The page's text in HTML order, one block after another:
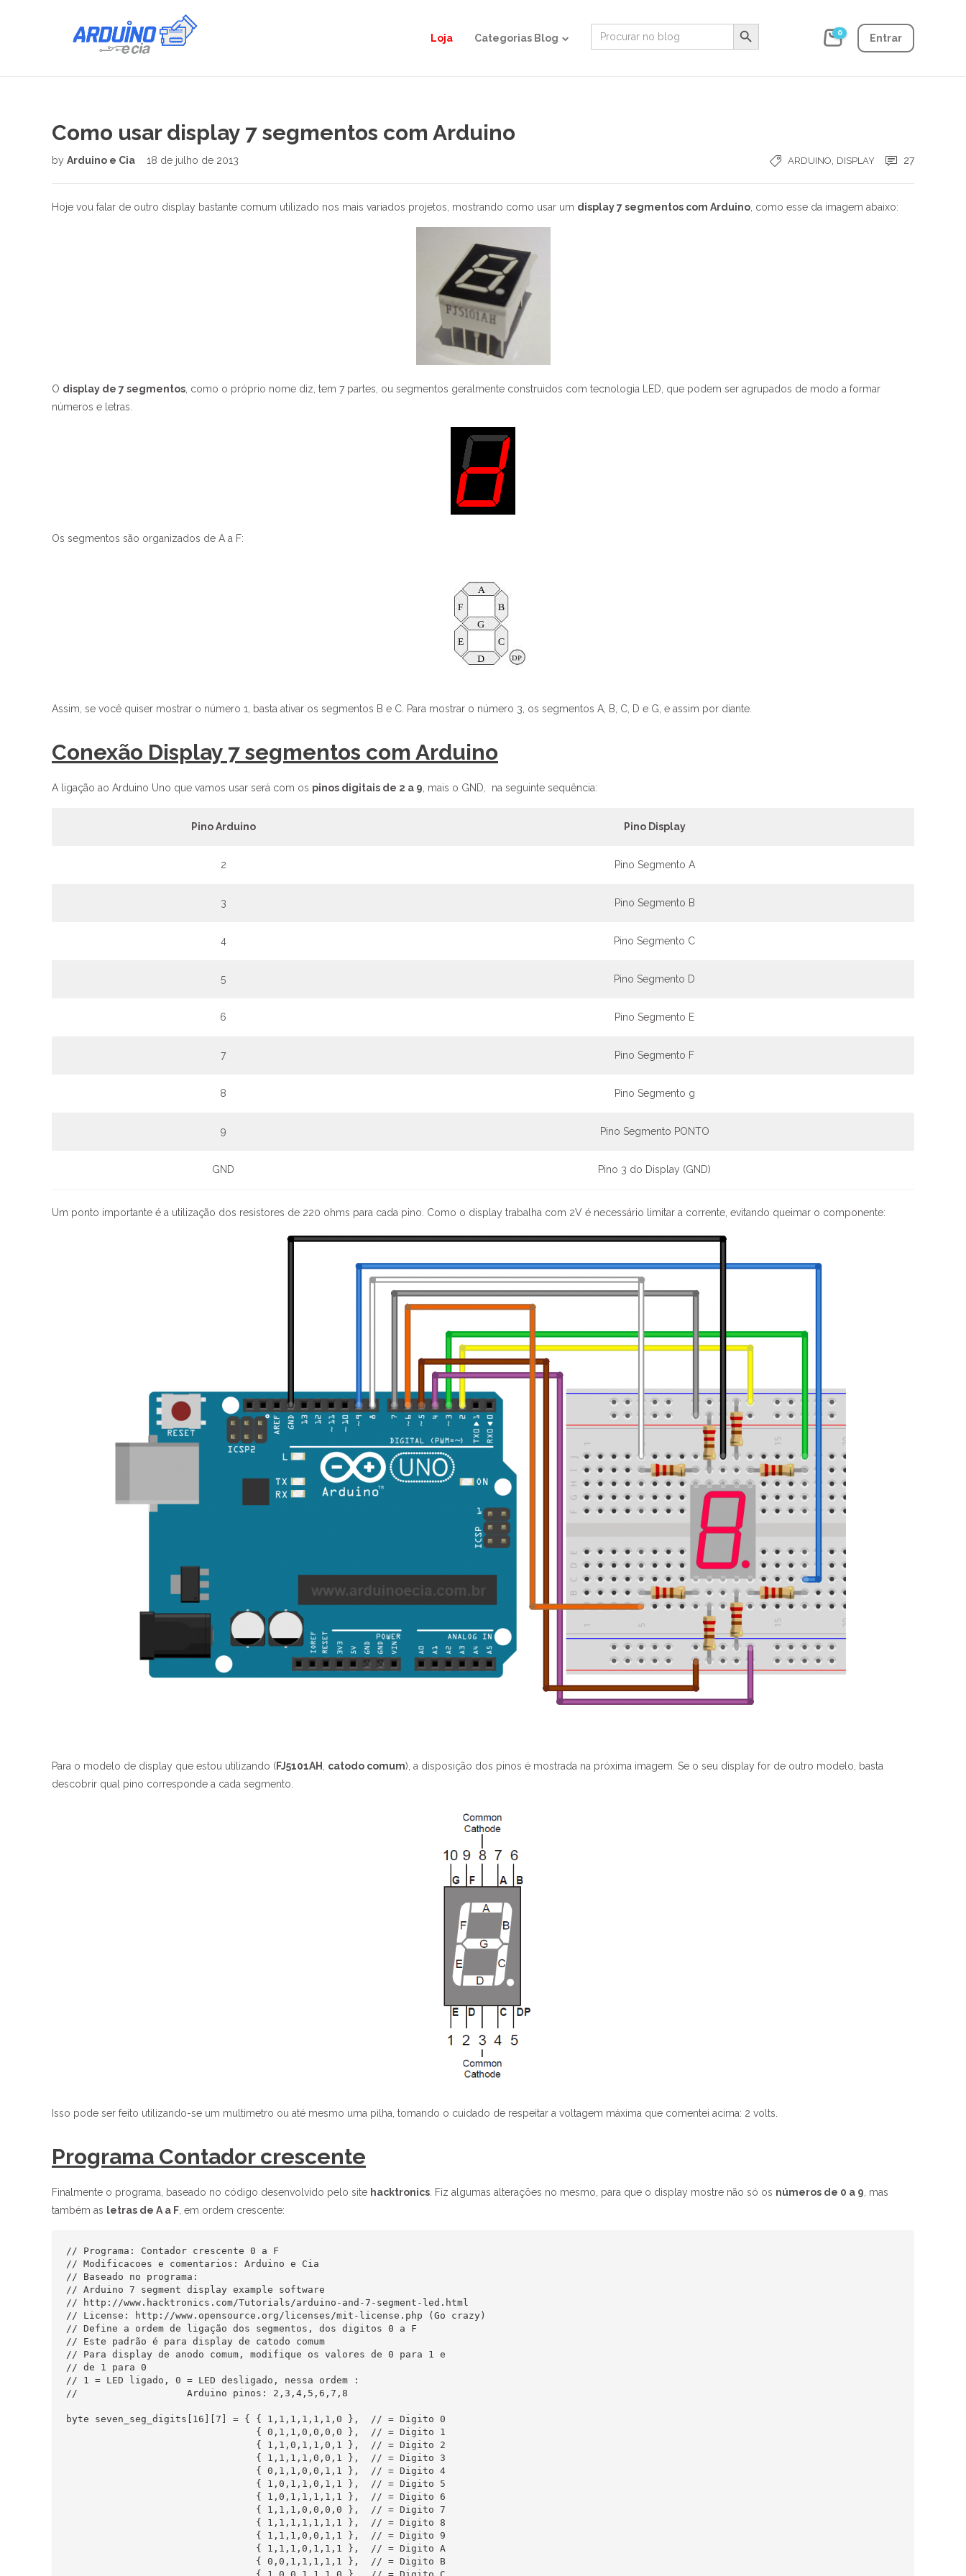
Loja Categorias Blog
Search
for:
Search Button
0 Entrar
Como usar display 7 segmentos com Arduino
by Arduino e Cia 18 de julho de 2013 ARDUINO DISPLAY 27
Hoje vou falar de outro display bastante comum utilizado nos mais variados projetos, mostrando como usar um display 7 segmentos com Arduino , como esse da imagem abaixo:
O display de 7 segmentos , como o próprio nome diz, tem 7 partes, ou segmentos geralmente construidos com tecnologia LED, que podem ser agrupados de modo a formar
números e letras.
Os segmentos são organizados de A a F:
Assim, se você quiser mostrar o número 1, basta ativar os segmentos B e C. Para mostrar o número 3, os segmentos A, B, C, D e G, e assim por diante.
Conexão Display 7 segmentos com Arduino
A ligação ao Arduino Uno que vamos usar será com os pinos digitais de 2 a 9 , mais o GND, na seguinte sequência:
Pino Arduino Pino Display
2 Pino Segmento A
3 Pino Segmento B
4 Pino Segmento C
5 Pino Segmento D
6 Pino Segmento E
7 Pino Segmento F
8 Pino Segmento g
9 Pino Segmento PONTO
GND Pino 3 do Display (GND)
Um ponto importante é a utilização dos resistores de 220 ohms para cada pino. Como o display trabalha com 2V é necessário limitar a corrente, evitando queimar o componente:
Para o modelo de display que estou utilizando (FJ5101AH catodo comum), a disposição dos pinos é mostrada na próxima imagem. Se o seu display for de outro modelo, basta
descobrir qual pino corresponde a cada segmento.
Isso pode ser feito utilizando-se um multimetro ou até mesmo uma pilha, tomando o cuidado de respeitar a voltagem máxima que comentei acima: 2 volts.
Programa Contador crescente
Finalmente o programa, baseado no código desenvolvido pelo site hacktronics . Fiz algumas alterações no mesmo, para que o display mostre não só os números de 0 a 9 , mas
também as letras de A a F , em ordem crescente:
// Programa: Contador crescente 0 a F
// Modificacoes e comentarios: Arduino e Cia
// Baseado no programa:
// Arduino 7 segment display example software
// http://www.hacktronics.com/Tutorials/arduino-and-7-segment-led.html
// License: http://www.opensource.org/licenses/mit-license.php (Go crazy)
// Define a ordem de ligação dos segmentos, dos digitos 0 a F
// Este padrão é para display de catodo comum
// Para display de anodo comum, modifique os valores de 0 para 1 e
// de 1 para 0
// 1 = LED ligado, 0 = LED desligado, nessa ordem :
//                   Arduino pinos: 2,3,4,5,6,7,8
byte seven_seg_digits[16][7] = { { 1,1,1,1,1,1,0 },  // = Digito 0
                                 { 0,1,1,0,0,0,0 },  // = Digito 1
                                 { 1,1,0,1,1,0,1 },  // = Digito 2
                                 { 1,1,1,1,0,0,1 },  // = Digito 3
                                 { 0,1,1,0,0,1,1 },  // = Digito 4
                                 { 1,0,1,1,0,1,1 },  // = Digito 5
                                 { 1,0,1,1,1,1,1 },  // = Digito 6
                                 { 1,1,1,0,0,0,0 },  // = Digito 7
                                 { 1,1,1,1,1,1,1 },  // = Digito 8
                                 { 1,1,1,0,0,1,1 },  // = Digito 9
                                 { 1,1,1,0,1,1,1 },  // = Digito A
                                 { 0,0,1,1,1,1,1 },  // = Digito B